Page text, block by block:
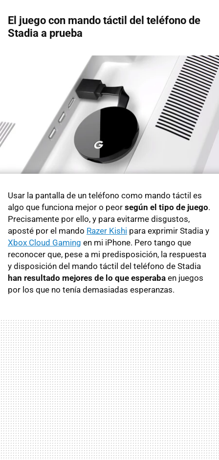
El juego con mando táctil del teléfono de
Stadia a prueba
Usar la pantalla de un teléfono como mando táctil es
algo que funciona mejor o peor según el tipo de juego.
Precisamente por ello, y para evitarme disgustos,
aposté por el mando Razer Kishi para exprimir Stadia y
Xbox Cloud Gaming en mi iPhone. Pero tango que
reconocer que, pese a mi predisposición, la respuesta
y disposición del mando táctil del teléfono de Stadia
han resultado mejores de lo que esperaba en juegos
por los que no tenía demasiadas esperanzas.